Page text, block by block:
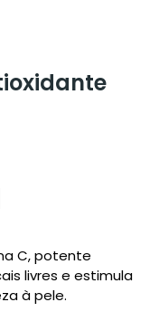
C, potente
livres e estimula
à pele.